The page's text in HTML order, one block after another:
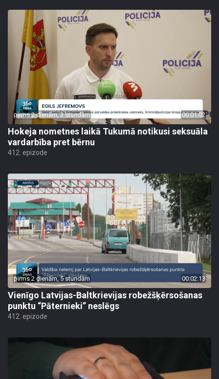
pirms 2 dienām, 3 stundām 00:01:02
Hokeja nometnes laikā Tukumā notikusi seksuāla
vardarbība pret bērnu
412. epizode
pirms 2 dienām, 5 stundām 00:02:13
Vienīgo Latvijas-Baltkrievijas robežšķērsošanas
punktu “Pāternieki” neslēgs
412. epizode